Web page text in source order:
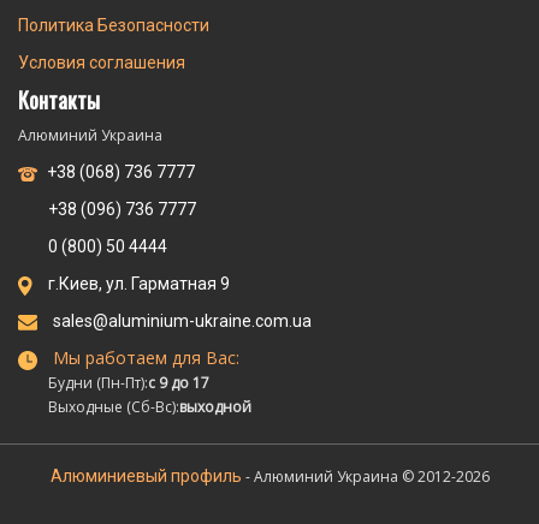
Политика Безопасности
Условия соглашения
Контакты
Алюминий Украина
+38 (068) 736 7777
+38 (096) 736 7777
0 (800) 50 4444
г.Киев, ул. Гарматная 9
sales@aluminium-ukraine.com.ua
Мы работаем для Вас:
Будни (Пн-Пт):с 9 до 17
Выходные (Сб-Вс):выходной
Алюминиевый профиль - Алюминий Украина © 2012-2026